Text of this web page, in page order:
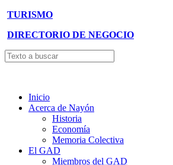
TURISMO
DIRECTORIO DE NEGOCIO
Inicio
Acerca de Nayón
Historia
Economía
Memoria Colectiva
El GAD
Miembros del GAD